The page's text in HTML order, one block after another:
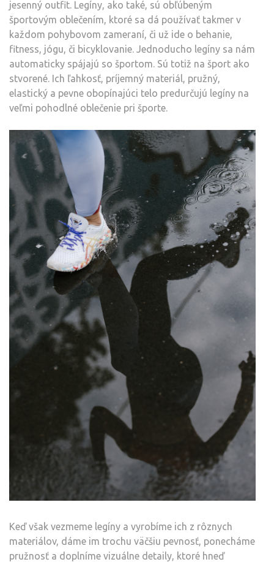
jesenný outfit. Legíny, ako také, sú obľúbeným
športovým oblečením, ktoré sa dá používať takmer v
každom pohybovom zameraní, či už ide o behanie,
fitness, jógu, či bicyklovanie. Jednoducho legíny sa nám
automaticky spájajú so športom. Sú totiž na šport ako
stvorené. Ich ľahkosť, príjemný materiál, pružný,
elastický a pevne obopínajúci telo predurčujú legíny na
veľmi pohodlné oblečenie pri športe.
Keď však vezmeme legíny a vyrobíme ich z rôznych
materiálov, dáme im trochu väčšiu pevnosť, ponecháme
pružnosť a doplníme vizuálne detaily, ktoré hneď